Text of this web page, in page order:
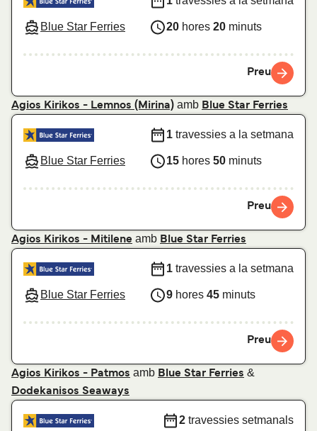
Blue Star Ferries 20 hores 20 minuts
Preu
Agios Kirikos - Lemnos (Mirina) amb Blue Star Ferries
Blue Star Ferries
1 travessies a la setmana
15 hores 50 minuts
Preu
Agios Kirikos - Mitilene amb Blue Star Ferries
Blue Star Ferries
1 travessies a la setmana
9 hores 45 minuts
Preu
Agios Kirikos - Patmos amb Blue Star Ferries &
Dodekanisos Seaways
2 travessies setmanals